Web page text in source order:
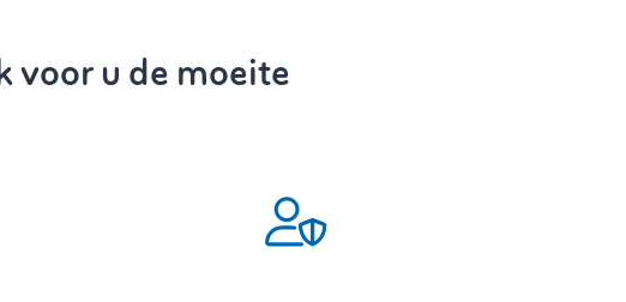
voor u de moeite